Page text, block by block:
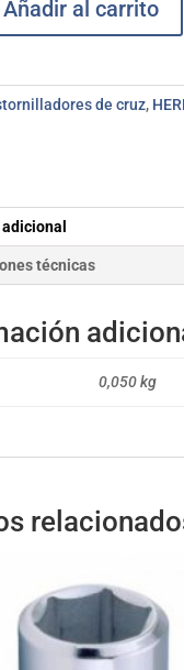
Añadir al carrito
de cruz,
técnicas
0,050 kg